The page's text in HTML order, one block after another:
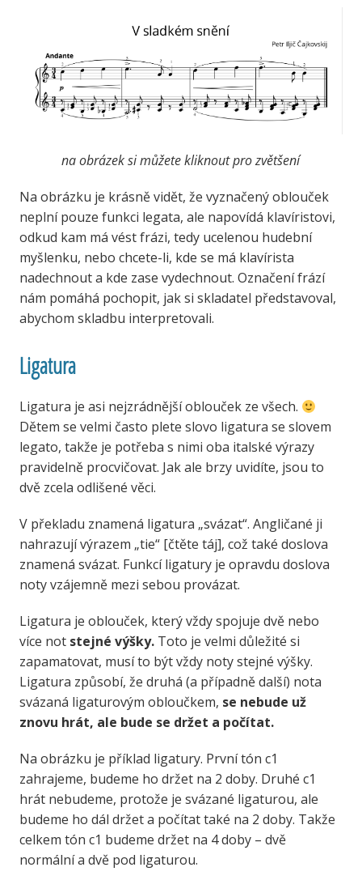
na obrázek si můžete kliknout pro zvětšení
Na obrázku je krásně vidět, že vyznačený oblouček
neplní pouze funkci legata, ale napovídá klavíristovi,
odkud kam má vést frázi, tedy ucelenou hudební
myšlenku, nebo chcete-li, kde se má klavírista
nadechnout a kde zase vydechnout. Označení frází
nám pomáhá pochopit, jak si skladatel představoval,
abychom skladbu interpretovali.
Ligatura
Ligatura je asi nejzrádnější oblouček ze všech.
Dětem se velmi často plete slovo ligatura se slovem
legato, takže je potřeba s nimi oba italské výrazy
pravidelně procvičovat. Jak ale brzy uvidíte, jsou to
dvě zcela odlišené věci.
V překladu znamená ligatura „svázat“. Angličané ji
nahrazují výrazem „tie“ [čtěte táj], což také doslova
znamená svázat. Funkcí ligatury je opravdu doslova
noty vzájemně mezi sebou provázat.
Ligatura je oblouček, který vždy spojuje dvě nebo
více not stejné výšky. Toto je velmi důležité si
zapamatovat, musí to být vždy noty stejné výšky.
Ligatura způsobí, že druhá (a případně další) nota
svázaná ligaturovým obloučkem, se nebude už
znovu hrát, ale bude se držet a počítat.
Na obrázku je příklad ligatury. První tón c1
zahrajeme, budeme ho držet na 2 doby. Druhé c1
hrát nebudeme, protože je svázané ligaturou, ale
budeme ho dál držet a počítat také na 2 doby. Takže
celkem tón c1 budeme držet na 4 doby – dvě
normální a dvě pod ligaturou.